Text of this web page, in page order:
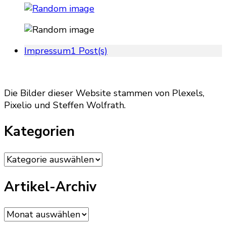
Impressum1 Post(s)
Die Bilder dieser Website stammen von Plexels,
Pixelio und Steffen Wolfrath.
Kategorien
Kategorien
Artikel-Archiv
Artikel-
Archiv